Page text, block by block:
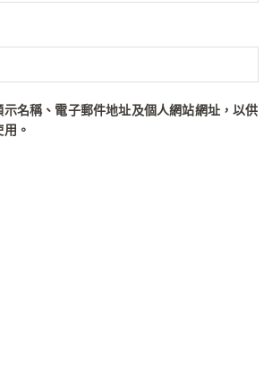
示名稱、電子郵件地址及個人網站網址，以供
。